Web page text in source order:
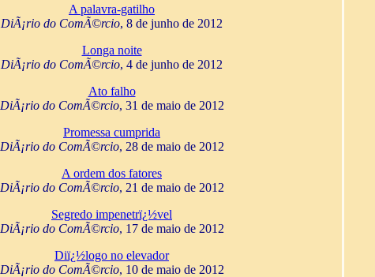
A palavra-gatilho
DiÃ¡rio do ComÃ©rcio, 8 de junho de 2012
Longa noite
DiÃ¡rio do ComÃ©rcio, 4 de junho de 2012
Ato falho
DiÃ¡rio do ComÃ©rcio, 31 de maio de 2012
Promessa cumprida
DiÃ¡rio do ComÃ©rcio, 28 de maio de 2012
A ordem dos fatores
DiÃ¡rio do ComÃ©rcio, 21 de maio de 2012
Segredo impenetrï¿½vel
DiÃ¡rio do ComÃ©rcio, 17 de maio de 2012
Diï¿½logo no elevador
DiÃ¡rio do ComÃ©rcio, 10 de maio de 2012